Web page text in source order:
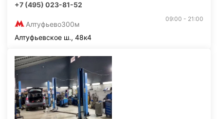
+7 (495) 023-81-52
Алтуфьево300м
09:00 - 21:00
Алтуфьевское ш., 48к4